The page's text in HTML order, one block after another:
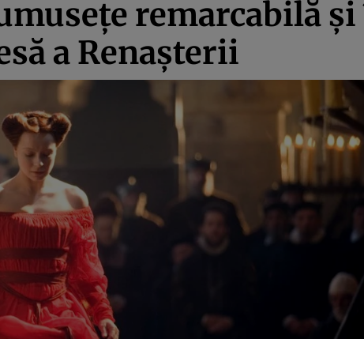
remarcabilă
a Renașterii